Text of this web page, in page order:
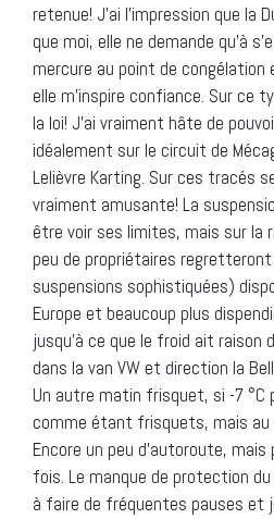
retenue! J’ai l’impression que la
que moi, elle ne demande qu’à
mercure au point de
elle m’inspire confiance. Sur ce
la loi! J’ai vraiment hâte de
idéalement sur le circuit de
Lelièvre Karting. Sur ces tracés
vraiment amusante! La
être voir ses limites, mais sur la
peu de propriétaires
suspensions sophistiquées)
Europe et beaucoup plus
jusqu’à ce que le froid ait
dans la van VW et direction la
Un autre matin frisquet, si -7 °C
comme étant frisquets, mais au
Encore un peu d’autoroute,
fois. Le manque de protection
à faire de fréquentes pauses et